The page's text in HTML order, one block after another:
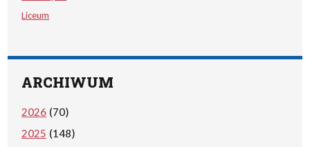
Liceum
ARCHIWUM
2026 (70)
2025 (148)